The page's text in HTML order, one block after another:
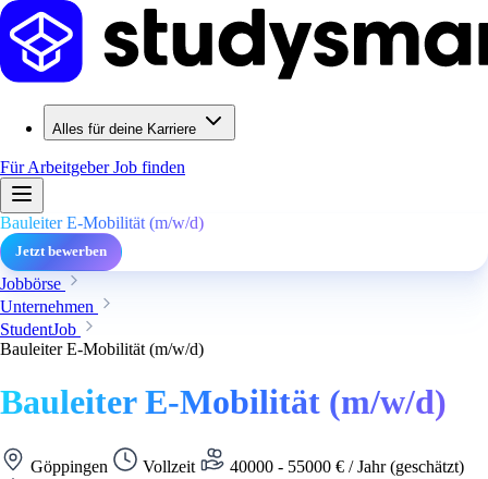
Alles für deine Karriere
Für ArbeitgeberJob finden
Bauleiter E-Mobilität (m/w/d)
Jetzt bewerben
Jobbörse
Unternehmen
StudentJob
Bauleiter E-Mobilität (m/w/d)
Bauleiter E-Mobilität (m/w/d)
Göppingen Vollzeit
40000 - 55000 € / Jahr (geschätzt)